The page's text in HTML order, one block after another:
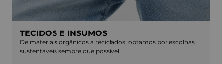
TECIDOS E INSUMOS
De materiais orgânicos a reciclados, optamos por escolhas
sustentáveis sempre que possível.